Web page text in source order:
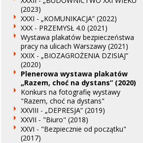
(2023)
XXXI - „KOMUNIKACJA” (2022)
XXX - PRZEMYSŁ 4.0 (2021)
Wystawa plakatów bezpieczeństwa
pracy na ulicach Warszawy (2021)
XXIX - „BIOZAGROŻENIA DZISIAJ”
(2020)
Plenerowa wystawa plakatów
„Razem, choć na dystans” (2020)
Konkurs na fotografię wystawy
"Razem, choć na dystans"
XXVIII - „DEPRESJA” (2019)
XXVII - "Biuro" (2018)
XXVI - "Bezpiecznie od początku"
(2017)